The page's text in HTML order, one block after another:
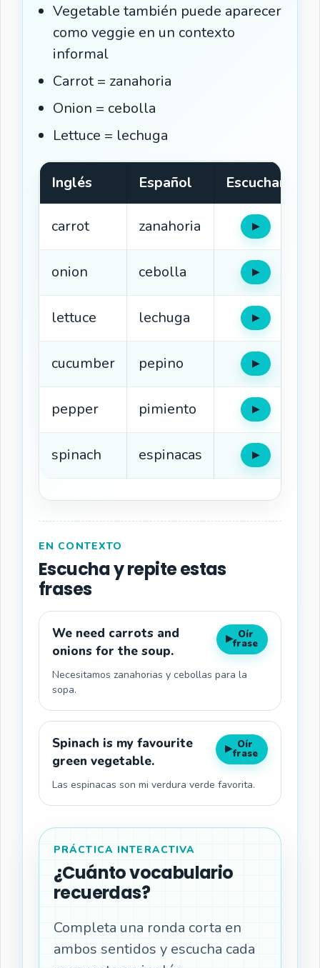
Vegetable también puede aparecer
como veggie en un contexto
informal
Carrot = zanahoria
Onion = cebolla
Lettuce = lechuga
Inglés Español Escuchar
carrot zanahoria ▶Oír
onion cebolla ▶Oír
lettuce lechuga ▶Oír
cucumber pepino ▶Oír
pepper pimiento ▶Oír
spinach espinacas ▶Oír
EN CONTEXTO
Escucha y repite estas
frases
We need carrots and
onions for the soup.
▶ Oír
frase
Necesitamos zanahorias y cebollas para la
sopa.
Spinach is my favourite
green vegetable.
▶ Oír
frase
Las espinacas son mi verdura verde favorita.
PRÁCTICA INTERACTIVA
¿Cuánto vocabulario
recuerdas?
Completa una ronda corta en
ambos sentidos y escucha cada